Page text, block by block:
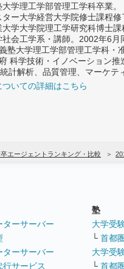
学理工学部管理工学科卒業。
ー大学経営大学院修士課程修
学大学院理工学研究科博士
会工学系・講師。2002年6月
塾大学理工学部管理工学科・
科学技術・イノベーション
計解析、品質管理、マーケテ
いての詳細はこちら
エージェントランキング・比較
ターサーバー
ターサーバー
行サービス
塾
大学受
└ 首都圏
大学受
└ 首都圏